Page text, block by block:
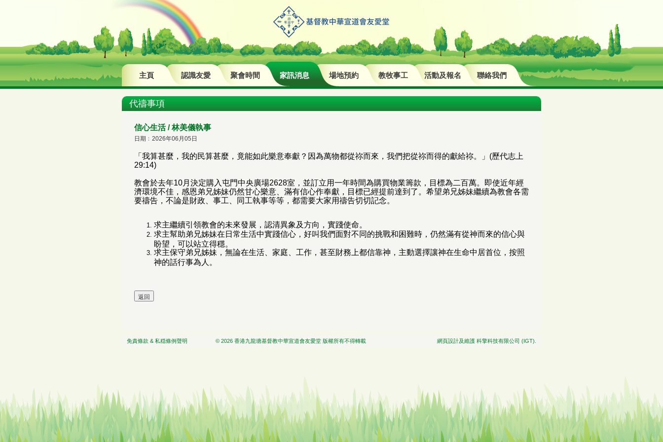
主頁 認識友愛 聚會時間 家訊消息 場地預約 教牧事工 活動及報名 聯絡我們
代禱事項
信心生活 / 林美儀執事
日期﹕2026年06月05日
「我算甚麼，我的民算甚麼，竟能如此樂意奉獻？因為萬物都從祢而來，我們把從祢而得的獻給祢。」(歷代志上
29:14)
教會於去年10月決定購入屯門中央廣場2628室，並訂立用一年時間為購買物業籌款，目標為二百萬。即使近年經
濟環境不佳，感恩弟兄姊妹仍然甘心樂意、滿有信心作奉獻，目標已經提前達到了。希望弟兄姊妹繼續為教會各需
要禱告，不論是財政、事工、同工執事等等，都需要大家用禱告切切記念。
求主繼續引領教會的未來發展，認清異象及方向，實踐使命。
求主幫助弟兄姊妹在日常生活中實踐信心，好叫我們面對不同的挑戰和困難時，仍然滿有從神而來的信心與
盼望，可以站立得穩。
求主保守弟兄姊妹，無論在生活、家庭、工作，甚至財務上都信靠神，主動選擇讓神在生命中居首位，按照
神的話行事為人。
網頁設計及維護 科擎科技有限公司 (IGT)
免責條款 & 私穏條例聲明 © 2026 香港九龍塘基督教中華宣道會友愛堂 版權所有不得轉載